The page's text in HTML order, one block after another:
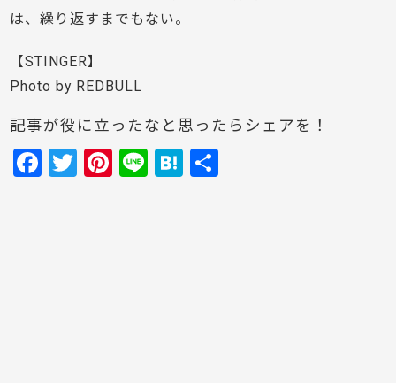
は、繰り返すまでもない。
【STINGER】
Photo by REDBULL
記事が役に立ったなと思ったらシェアを！
F
T
Pi Li H